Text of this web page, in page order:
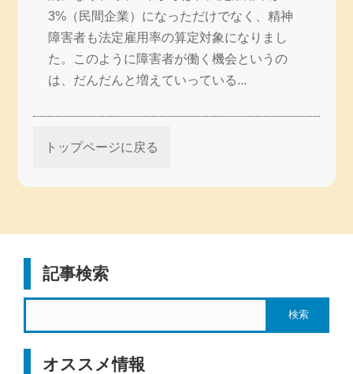
3%（民間企業）になっただけでなく、精神
障害者も法定雇用率の算定対象になりまし
た。このように障害者が働く機会というの
は、だんだんと増えていっている...
トップページに戻る
記事検索
オススメ情報